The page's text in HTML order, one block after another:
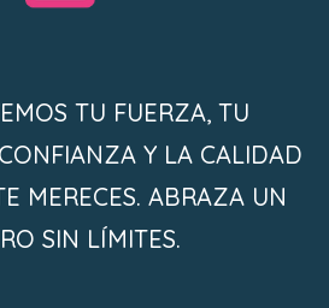
TU FUERZA, TU
Y LA CALIDAD
MERECES. ABRAZA UN
SIN LÍMITES.